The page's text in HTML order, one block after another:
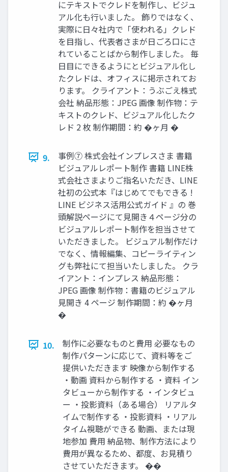
にテキストでクレドを制作し、ビジュ
アル化も行いました。 飾りではなく、
実際に日々社内で「使われる」クレド
を目指し、代表者さまが日ごろ口にさ
れていることばから制作しました。 毎
日目にできるようにとビジュアル化し
たクレドは、オフィスに掲示されてお
ります。 クライアント：うぶごえ株式
会社 納品形態：JPEG 画像 制作物：テ
キストのクレド、ビジュアル化したク
レド 2 枚 制作期間：約 �ヶ月 �
9.
事例⑦ 株式会社インプレスさま 書籍
ビジュアルレポート制作 書籍 LINE株
式会社さまよりご指名いただき、LINE
社初の公式本『はじめてでもできる !
LINE ビジネス活用公式ガイド 』の 巻
頭解説ページにて見開き４ページ分の
ビジュアルレポート制作を担当させて
いただきました。 ビジュアル制作だけ
でなく、情報編集、コピーライティン
グも弊社にて担当いたしました。 クラ
イアント：インプレス 納品形態：
JPEG 画像 制作物：書籍のビジュアル
見開き 4 ページ 制作期間：約 �ヶ月
�
10.
制作に必要なものと費用 必要なもの
制作パターンに応じて、資料等をご
提供いただきます 映像から制作する
・動画 資料から制作する ・資料 イン
タビューから制作する ・インタビュ
ー ・投影資料（ある場合） リアルタ
イムで制作する ・投影資料 ・リアル
タイム視聴ができる 動画、または現
地参加 費用 納品物、制作方法により
費用が異なるため、都度、お見積り
させていただきます。 ��